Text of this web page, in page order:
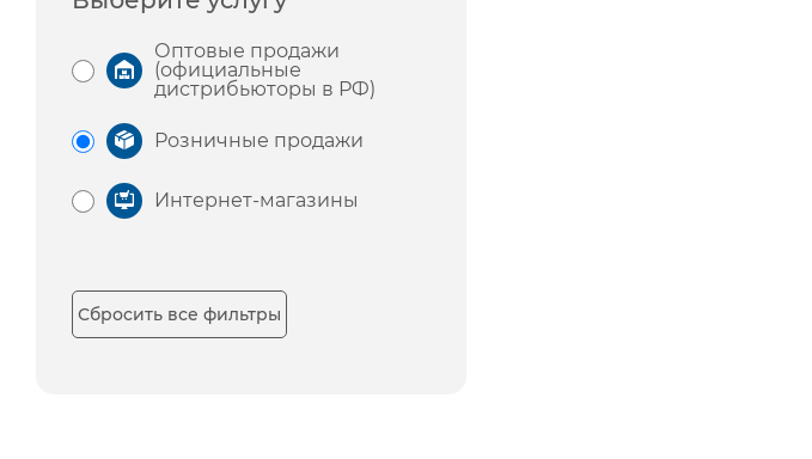
Оптовые продажи
(официальные
дистрибьюторы в РФ)
Розничные продажи
Интернет-магазины
Сбросить все фильтры